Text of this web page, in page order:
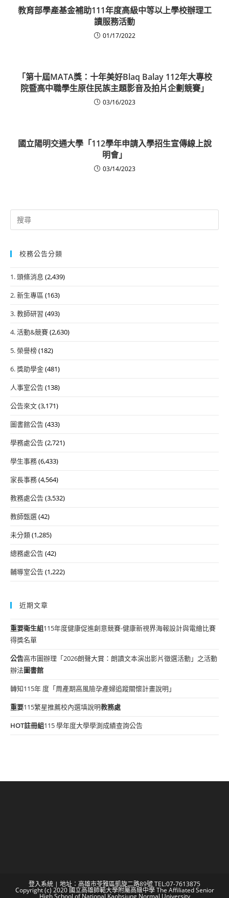
教育部學產基金補助111年度高級中等以上學校辦理工
讀服務活動
01/17/2022
「第十屆MATA獎：十年美好Blaq Balay 112年大專校
院暨高中職學生原住民族主題影音及拍片企劃競賽」
03/16/2023
國立陽明交通大學「112學年申請入學招生宣傳線上說
明會」
03/14/2023
Search
for:
校務公告分類
1. 頭條消息 (2,439)
2. 新生專區 (163)
3. 教師研習 (493)
4. 活動&競賽(2,630)
5. 榮譽榜(182)
6. 獎助學金(481)
人事室公告(138)
公告來文(3,171)
圖書館公告(433)
學務處公告(2,721)
學生事務(6,433)
家長事務(4,564)
教務處公告(3,532)
教師甄選(42)
未分類(1,285)
總務處公告(42)
輔導室公告(1,222)
近期文章
重要衛生組115年度健康促進創意競賽-健康新視界海報設計與電繪比賽
得獎名單
公告高市圖辦理「2026朗聲大賞：朗讀文本演出影片徵選活動」之活動
辦法圖書館
轉知115年 度「周產期高風險孕產婦追蹤關懷計畫說明」
重要115繁星推薦校內選填說明教務處
HOT註冊組115 學年度大學學測成績查詢公告
登入系統 | 地址：高雄市苓雅區凱旋二路89號 TEL:07-7613875
Copyright (c) 2020 國立高雄師範大學附屬高級中學 The Affiliated Senior
High School of National Kaohsiung Normal University